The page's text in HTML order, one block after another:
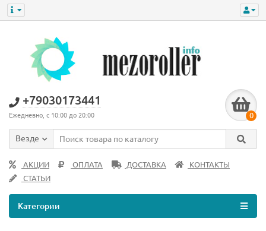
+79030173441
Ежедневно, с 10:00 до 20:00 0
Везде
АКЦИИ ОПЛАТА ДОСТАВКА
КОНТАКТЫ
СТАТЬИ
Категории